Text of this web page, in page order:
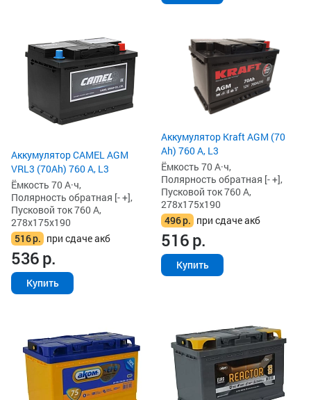
Аккумулятор CAMEL AGM
VRL3 (70Ah) 760 А, L3
Ёмкость 70 А·ч,
Полярность обратная [- +],
Пусковой ток 760 А,
278x175x190
516р. при сдаче акб
536р.
Купить
Аккумулятор Kraft AGM (70
Ah) 760 А, L3
Ёмкость 70 А·ч,
Полярность обратная [- +],
Пусковой ток 760 А,
278x175x190
496р. при сдаче акб
516р.
Купить